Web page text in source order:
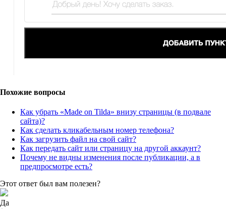
Похожие вопросы
Как убрать «Made on Tilda» внизу страницы (в подвале
сайта)?
Как сделать кликабельным номер телефона?
Как загрузить файл на свой сайт?
Как передать сайт или страницу на другой аккаунт?
Почему не видны изменения после публикации, а в
предпросмотре есть?
Этот ответ был вам полезен?
Да